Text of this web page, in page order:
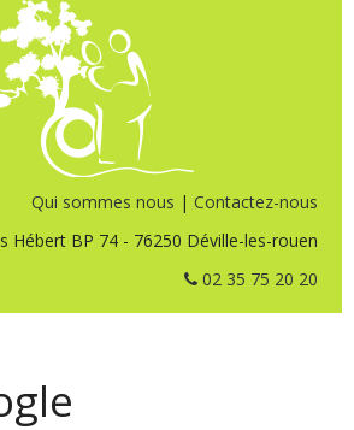
Qui sommes nous | Contactez-nous
Hébert BP 74 - 76250 Déville-les-rouen
02 35 75 20 20